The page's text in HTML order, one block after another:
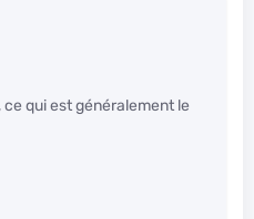
qui est généralement le